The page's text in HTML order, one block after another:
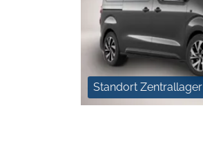
Standort Zentrallager